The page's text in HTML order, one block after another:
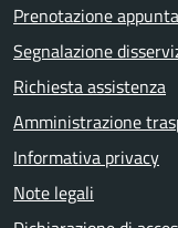
Prenotazione
Segnalazione
Richiesta assistenza
Amministrazione
Informativa privacy
Note legali